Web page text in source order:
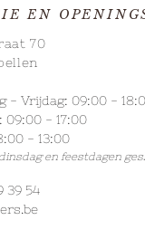
eindigt pas
onze
de deur uit!
EN
70
- Vrijdag: 09:00 -
09:00 - 17:00
- 13:00
en feestdagen
39 54